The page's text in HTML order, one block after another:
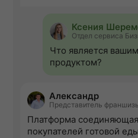
Ксения
Отдел сервиса
Что является
продуктом?
Александр
Представитель
Платформа
покупателей готовой